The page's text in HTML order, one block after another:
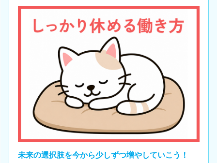
未来の選択肢を今から少しずつ増やしていこう！